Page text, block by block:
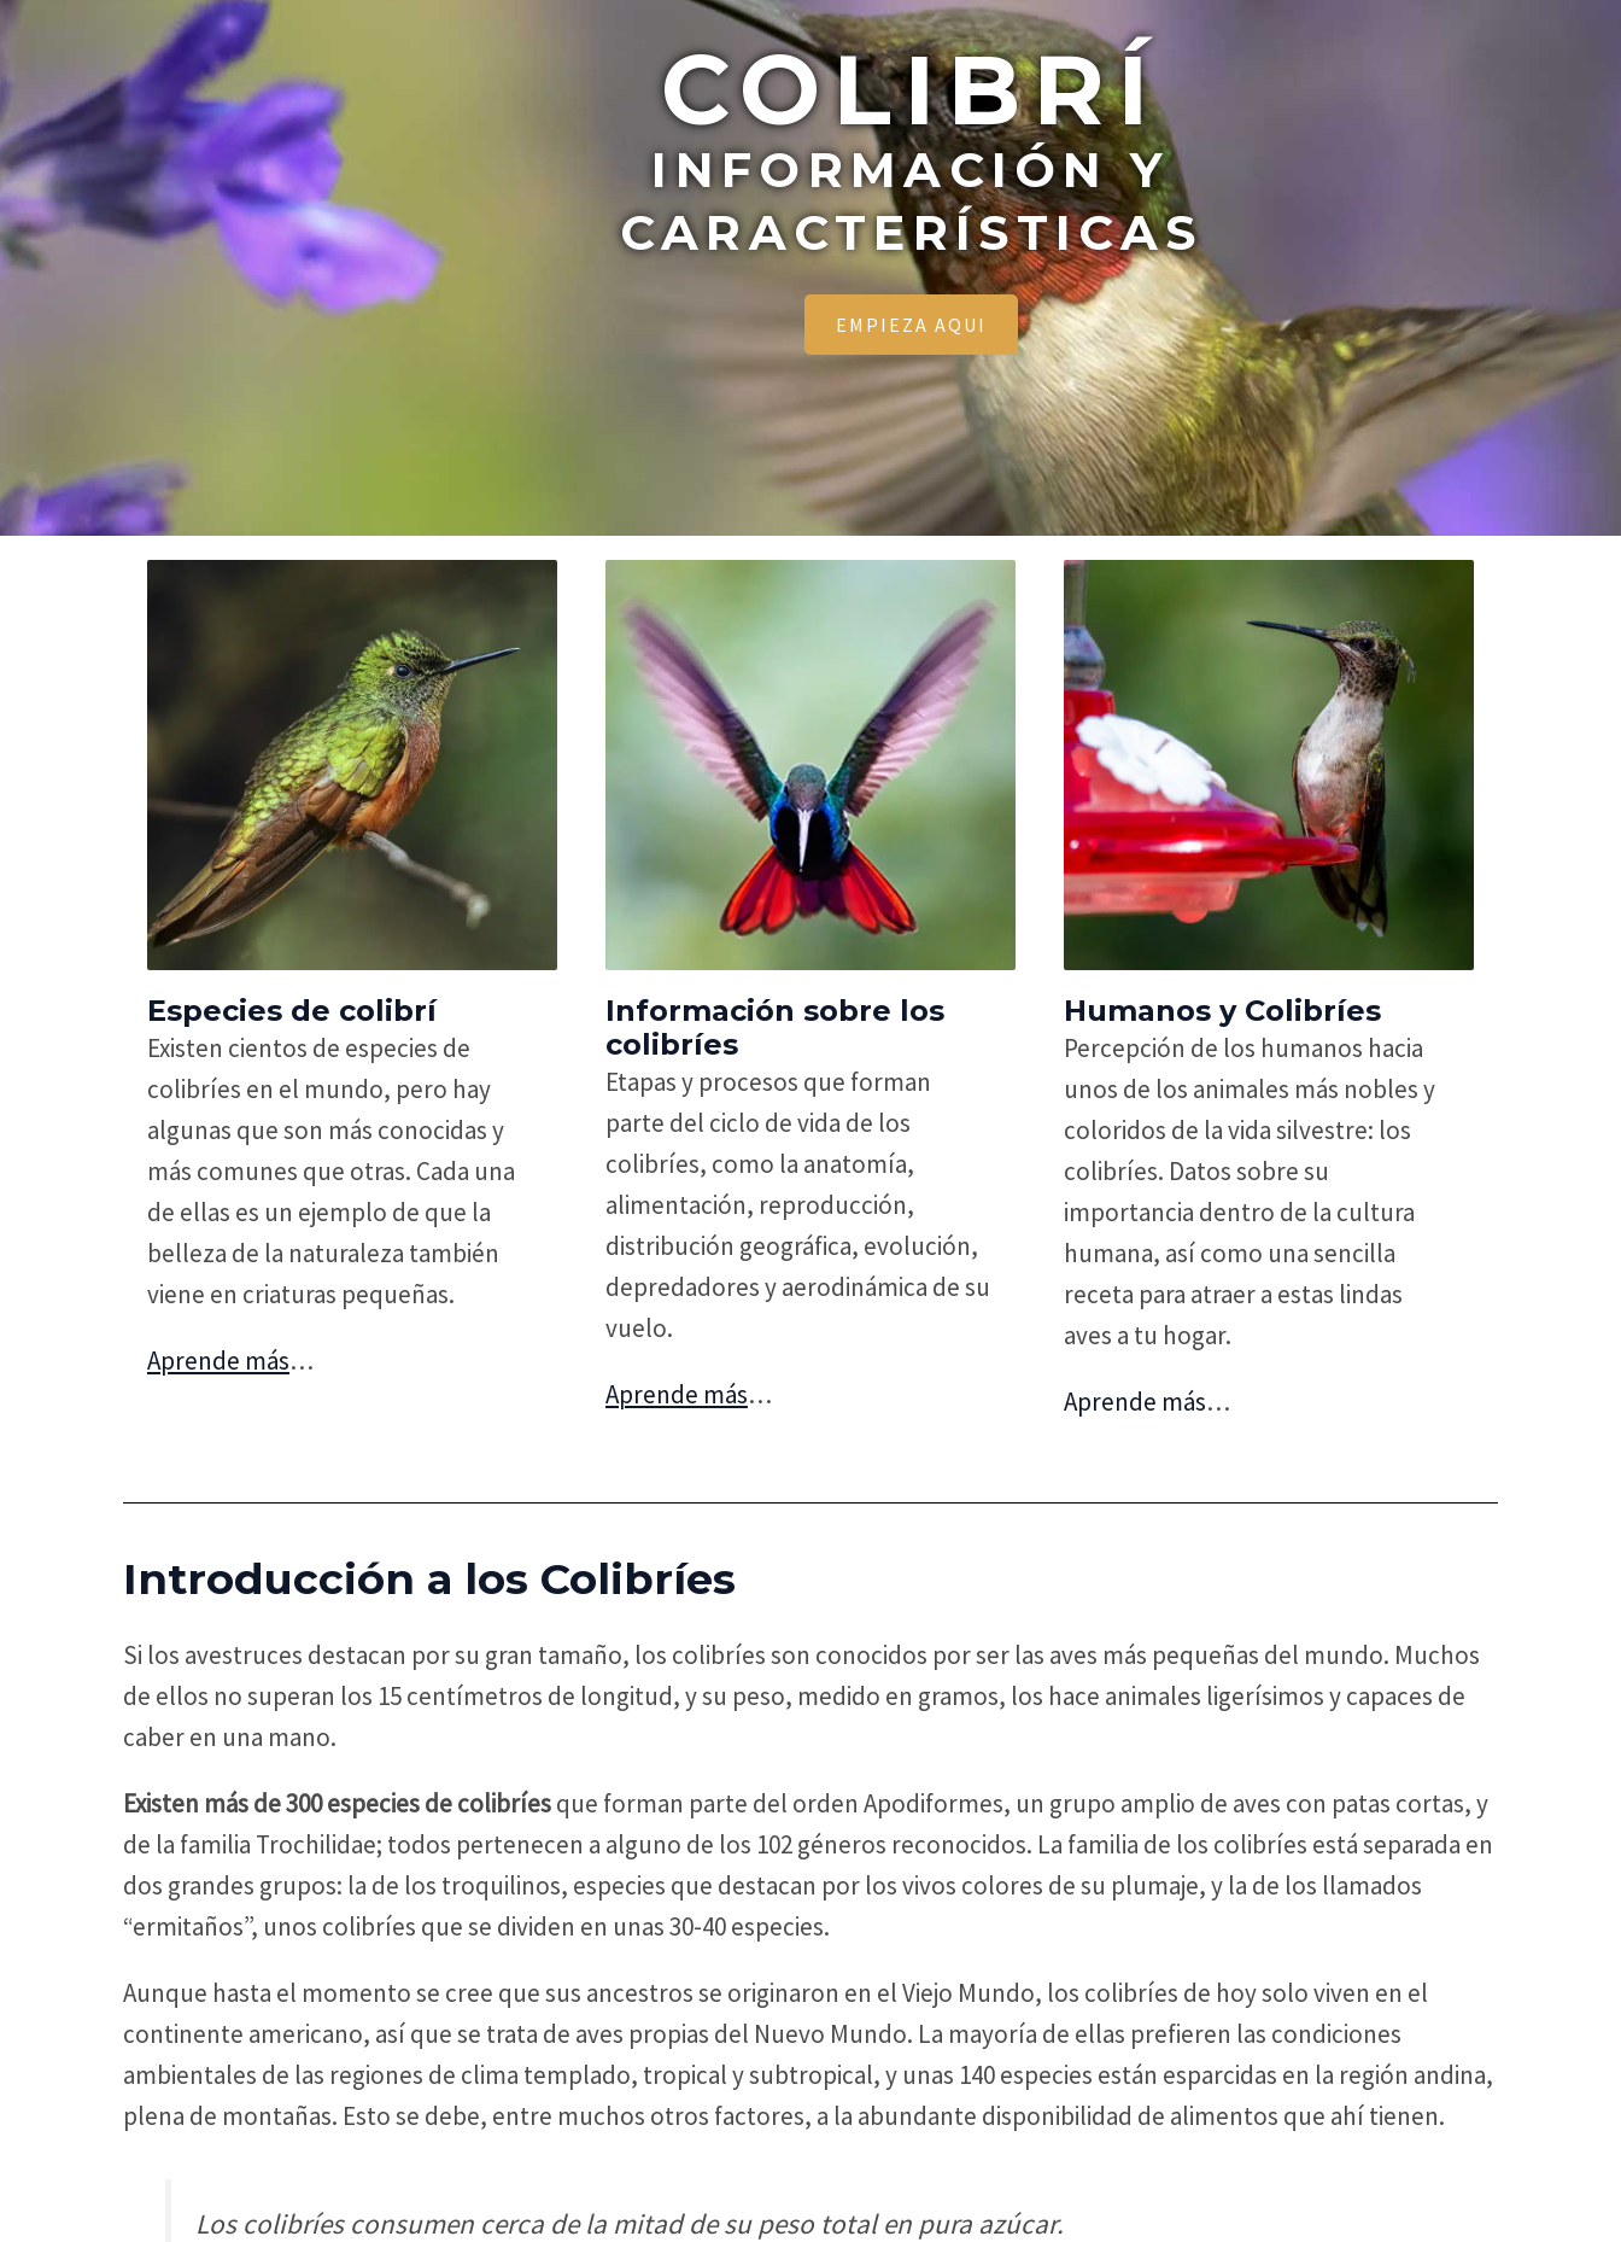
COLIBRÍ
INFORMACIÓN Y
CARACTERÍSTICAS
EMPIEZA AQUI
Especies de colibrí
Existen cientos de especies de
colibríes en el mundo, pero hay
algunas que son más conocidas y
más comunes que otras. Cada una
de ellas es un ejemplo de que la
belleza de la naturaleza también
viene en criaturas pequeñas.
Aprende más…
Información sobre los
colibríes
Etapas y procesos que forman
parte del ciclo de vida de los
colibríes, como la anatomía,
alimentación, reproducción,
distribución geográfica, evolución,
depredadores y aerodinámica de su
vuelo.
Aprende más…
Humanos y Colibríes
Percepción de los humanos hacia
unos de los animales más nobles y
coloridos de la vida silvestre: los
colibríes. Datos sobre su
importancia dentro de la cultura
humana, así como una sencilla
receta para atraer a estas lindas
aves a tu hogar.
Aprende más…
Introducción a los Colibríes
Si los avestruces destacan por su gran tamaño, los colibríes son conocidos por ser las aves más pequeñas del mundo. Muchos
de ellos no superan los 15 centímetros de longitud, y su peso, medido en gramos, los hace animales ligerísimos y capaces de
caber en una mano.
Existen más de 300 especies de colibríesque forman parte del orden Apodiformes, un grupo amplio de aves con patas cortas, y
de la familia Trochilidae; todos pertenecen a alguno de los 102 géneros reconocidos. La familia de los colibríes está separada en
dos grandes grupos: la de los troquilinos, especies que destacan por los vivos colores de su plumaje, y la de los llamados
“ermitaños”, unos colibríes que se dividen en unas 30-40 especies.
Aunque hasta el momento se cree que sus ancestros se originaron en el Viejo Mundo, los colibríes de hoy solo viven en el
continente americano, así que se trata de aves propias del Nuevo Mundo. La mayoría de ellas prefieren las condiciones
ambientales de las regiones de clima templado, tropical y subtropical, y unas 140 especies están esparcidas en la región andina,
plena de montañas. Esto se debe, entre muchos otros factores, a la abundante disponibilidad de alimentos que ahí tienen.
Los colibríes consumen cerca de la mitad de su peso total en pura azúcar.